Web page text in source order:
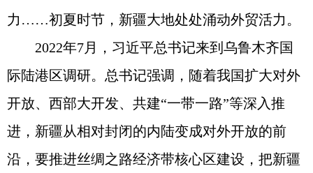
力……初夏时节，新疆大地处处涌动外贸活力。
2022年7月，习近平总书记来到乌鲁木齐国
际陆港区调研。总书记强调，随着我国扩大对外
开放、西部大开发、共建“一带一路”等深入推
进，新疆从相对封闭的内陆变成对外开放的前
沿，要推进丝绸之路经济带核心区建设，把新疆